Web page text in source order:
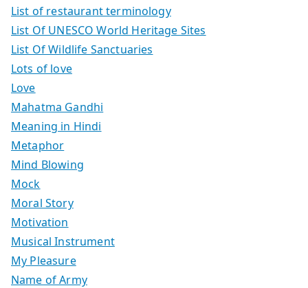
List of restaurant terminology
List Of UNESCO World Heritage Sites
List Of Wildlife Sanctuaries
Lots of love
Love
Mahatma Gandhi
Meaning in Hindi
Metaphor
Mind Blowing
Mock
Moral Story
Motivation
Musical Instrument
My Pleasure
Name of Army